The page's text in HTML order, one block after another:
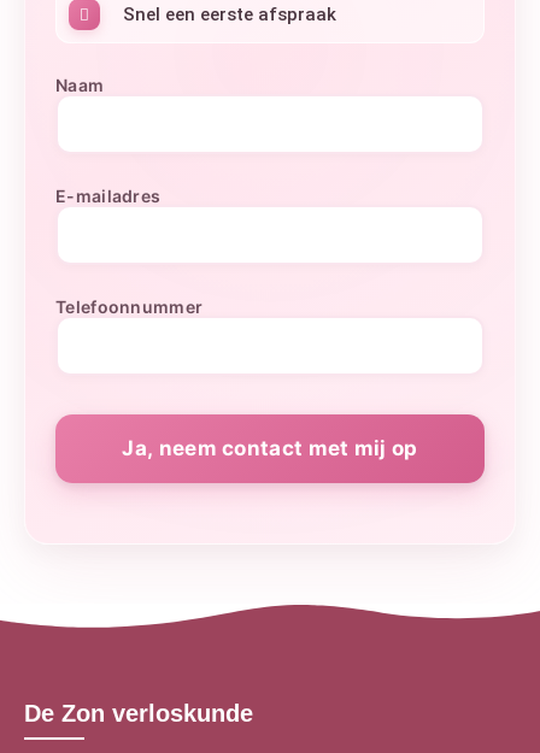
Snel een eerste afspraak
Naam
E-mailadres
Telefoonnummer
De Zon verloskunde